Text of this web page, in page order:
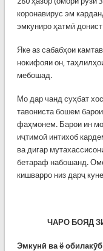
коронавирус эм
эмкуниро ҳатмӣ
Яке аз сабабҳои
нокифояи он,
мебошад.
Мо дар чанд суҳбат
тавониста бошем
фаҳмонем. Барои ин
иҷтимоӣ интихоб
ва дигар
бетараф набошанд.
кишварро низ дарҷ
ЧАРО БОЯД
Эмкунӣ ва ё